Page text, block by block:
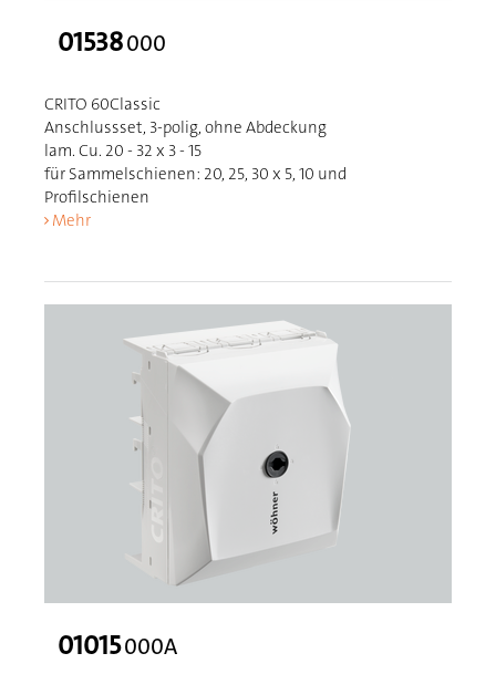
01538000
CRITO 60Classic
Anschlussset, 3-polig, ohne Abdeckung
lam. Cu. 20 - 32 x 3 - 15
für Sammelschienen: 20, 25, 30 x 5, 10 und
Profilschienen
Mehr
01015000A